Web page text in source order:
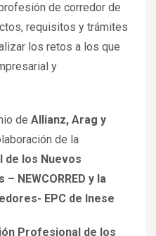
de corredor de
requisitos y trámites
los retos a los que
y
de Allianz, Arag y
de la
de los Nuevos
NEWCORRED y la
EPC de Inese
Profesional de los